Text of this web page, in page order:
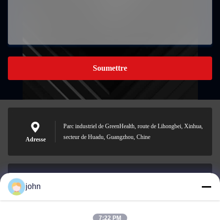
Soumettre
Adresse
Parc industriel de GreenHealth, route de Lihongbei, Xinhua,
secteur de Huadu, Guangzhou, Chine
john
7:22 PM